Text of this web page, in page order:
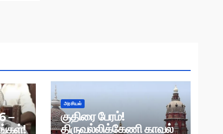
–
அரசியல்
குதிரை பேரம்!
திருவல்லிக்கேணி காவல்